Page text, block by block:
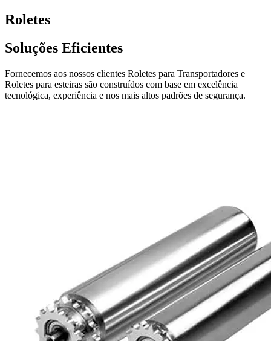
Roletes
Soluções Eficientes
Fornecemos aos nossos clientes Roletes para Transportadores e
Roletes para esteiras são construídos com base em excelência
tecnológica, experiência e nos mais altos padrões de segurança.